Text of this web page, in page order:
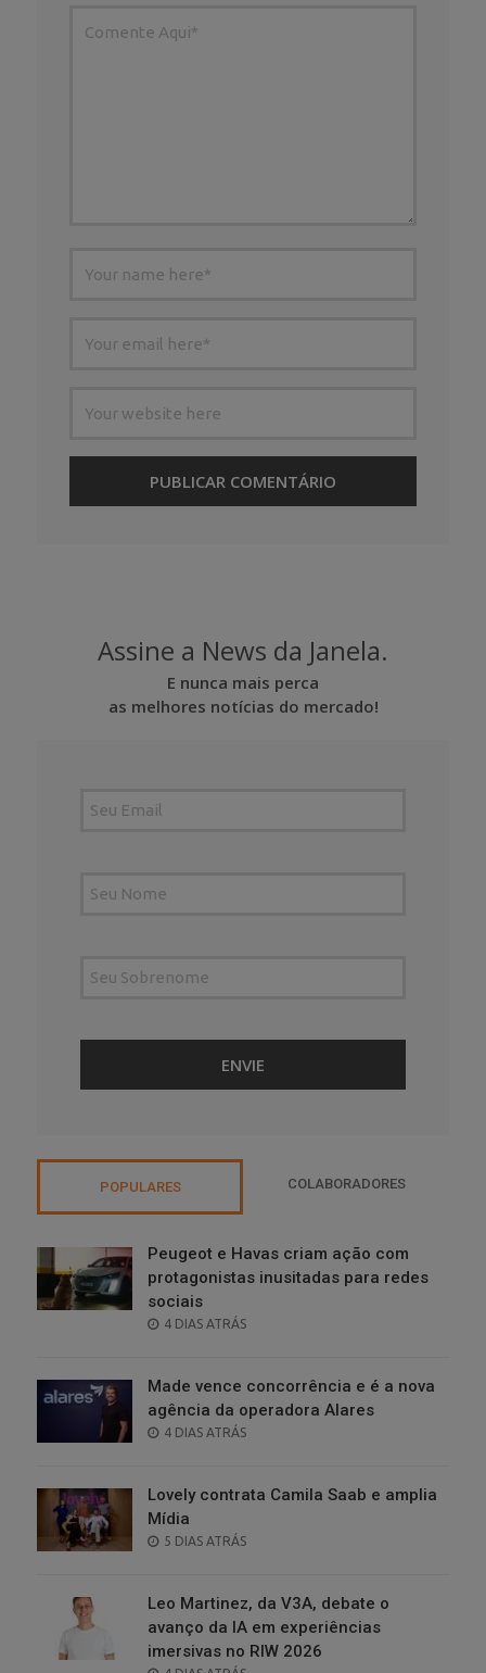
Assine a News da Janela.
E nunca mais perca
as melhores notícias do mercado!
POPULARES COLABORADORES
Peugeot e Havas criam ação com
protagonistas inusitadas para redes
sociais
POSTED
4 DIAS ATRÁS
Made vence concorrência e é a nova
agência da operadora Alares
POSTED
4 DIAS ATRÁS
Lovely contrata Camila Saab e amplia
Mídia
POSTED
5 DIAS ATRÁS
Leo Martinez, da V3A, debate o
avanço da IA em experiências
imersivas no RIW 2026